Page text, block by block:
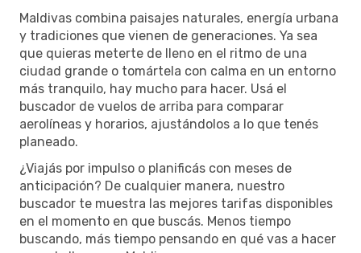
Maldivas combina paisajes naturales, energía urbana
y tradiciones que vienen de generaciones. Ya sea
que quieras meterte de lleno en el ritmo de una
ciudad grande o tomártela con calma en un entorno
más tranquilo, hay mucho para hacer. Usá el
buscador de vuelos de arriba para comparar
aerolíneas y horarios, ajustándolos a lo que tenés
planeado.
¿Viajás por impulso o planificás con meses de
anticipación? De cualquier manera, nuestro
buscador te muestra las mejores tarifas disponibles
en el momento en que buscás. Menos tiempo
buscando, más tiempo pensando en qué vas a hacer